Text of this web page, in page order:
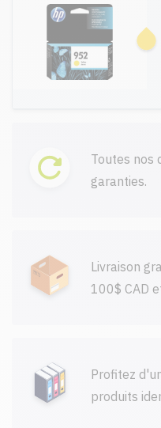
Toutes nos
garanties.
Livraison
100$ CAD
Profitez
produits